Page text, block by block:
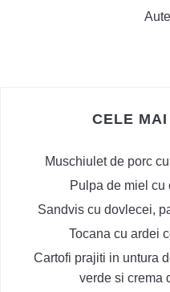
CELE
Muschiulet de porc
Pulpa de miel cu
Sandvis cu dovlecei,
Tocana cu ardei
Cartofi prajiti in untura
verde si crema